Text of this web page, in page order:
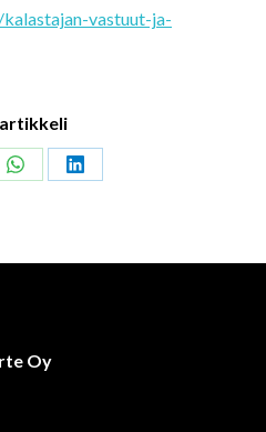
vastuut-ja-
artikkeli
Share
Share
Oy